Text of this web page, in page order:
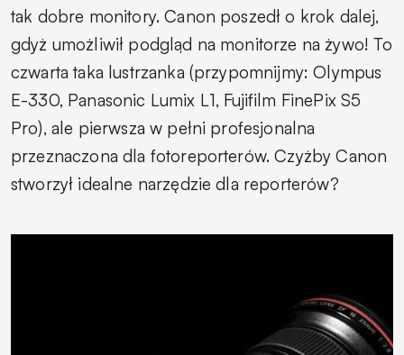
tak dobre monitory. Canon poszedł o krok dalej,
gdyż umożliwił podgląd na monitorze na żywo! To
czwarta taka lustrzanka (przypomnijmy: Olympus
E-330, Panasonic Lumix L1, Fujifilm FinePix S5
Pro), ale pierwsza w pełni profesjonalna
przeznaczona dla fotoreporterów. Czyżby Canon
stworzył idealne narzędzie dla reporterów?